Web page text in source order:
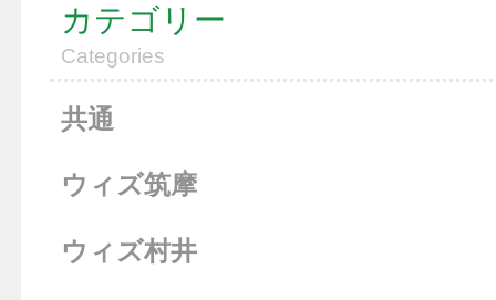
カテゴリー
Categories
共通
ウィズ筑摩
ウィズ村井